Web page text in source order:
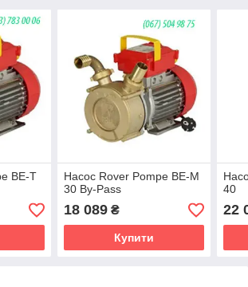
BE-T
Насос Rover Pompe BE-M
30 By-Pass
18 089₴
Купити
40
22